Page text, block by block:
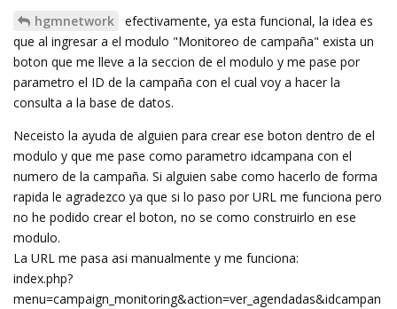
hgmnetwork
efectivamente, ya esta funcional, la idea es
que al ingresar a el modulo "Monitoreo de campaña" exista un
boton que me lleve a la seccion de el modulo y me pase por
parametro el ID de la campaña con el cual voy a hacer la
consulta a la base de datos.
Neceisto la ayuda de alguien para crear ese boton dentro de el
modulo y que me pase como parametro idcampana con el
numero de la campaña. Si alguien sabe como hacerlo de forma
rapida le agradezco ya que si lo paso por URL me funciona pero
no he podido crear el boton, no se como construirlo en ese
modulo.
La URL me pasa asi manualmente y me funciona:
index.php?
menu=campaign_monitoring&action=ver_agendadas&idcampan